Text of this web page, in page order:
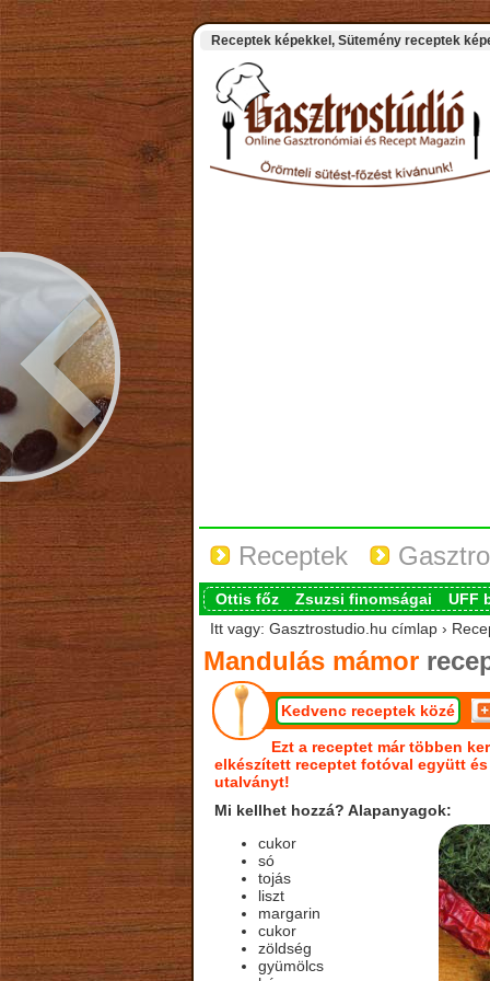
Receptek képekkel, Sütemény receptek
Receptek
Ottis főz Zsuzsi finomságai
UFF
Itt vagy: Gasztrostudio.hu címlap ›
Mandulás mámor
Kedvenc receptek közé
Ezt a receptet már többen
elkészített receptet fotóval együtt
utalványt!
Mi kellhet hozzá? Alapanyagok:
cukor
só
tojás
liszt
margarin
cukor
zöldség
gyümölcs